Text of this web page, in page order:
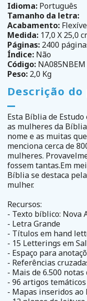
Idioma: Português
Tamanho da letra:
Acabamento:
Medida: 17,0 X 25,0
Páginas: 2400
Índice: Não
Código: NA085NBEM
Peso: 2,0 Kg
Descrição
Esta Bíblia de
as mulheres da
nome e as muitas
menciona cerca de
mulheres.
fossem tantas.Em
Bíblia se destaca
mulher.
Recursos:
- Texto bíblico: Nova
- Letra Grande
- Títulos em hand
- 15 Letterings em
- Espaço para
- Referências
- Mais de 6.500 notas
- 96 artigos temáticos
- Mapas inseridos